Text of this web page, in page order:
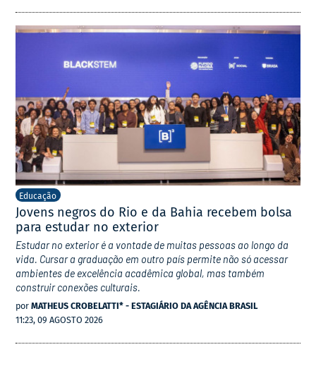
Educação
Jovens negros do Rio e da Bahia recebem bolsa
para estudar no exterior
Estudar no exterior é a vontade de muitas pessoas ao longo da
vida. Cursar a graduação em outro país permite não só acessar
ambientes de excelência acadêmica global, mas também
construir conexões culturais.
por MATHEUS CROBELATTI* - ESTAGIÁRIO DA AGÊNCIA BRASIL
11:23, 09 AGOSTO 2026